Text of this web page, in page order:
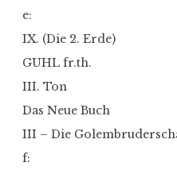
e:
IX. (Die 2. Erde)
GUHL fr.th.
III. Ton
Das Neue Buch
III – Die
f: